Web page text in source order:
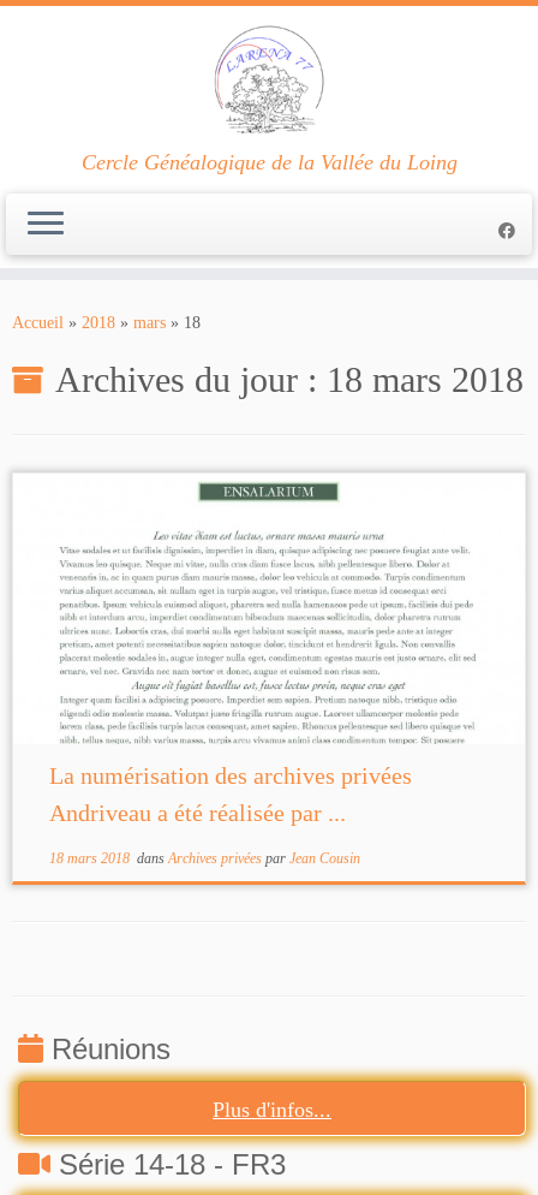
Cercle Généalogique de la Vallée du Loing
Accueil » 2018 » mars » 18
Archives du jour : 18 mars 2018
La numérisation des archives privées
Andriveau a été réalisée par ...
18 mars 2018dansArchives privées par Jean Cousin
Réunions
Plus d'infos...
Série 14-18 - FR3